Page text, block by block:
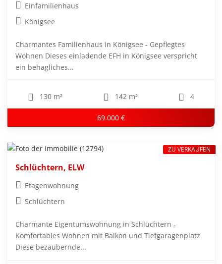
Einfamilienhaus
Königsee
Charmantes Familienhaus in Königsee - Gepflegtes
Wohnen Dieses einladende EFH in Königsee verspricht
ein behagliches...
130 m² 142 m² 4
69.000 €
Schlüchtern, ELW
Etagenwohnung
Schlüchtern
Charmante Eigentumswohnung in Schlüchtern -
Komfortables Wohnen mit Balkon und Tiefgaragenplatz
Diese bezaubernde...
ZU VERKAUFEN